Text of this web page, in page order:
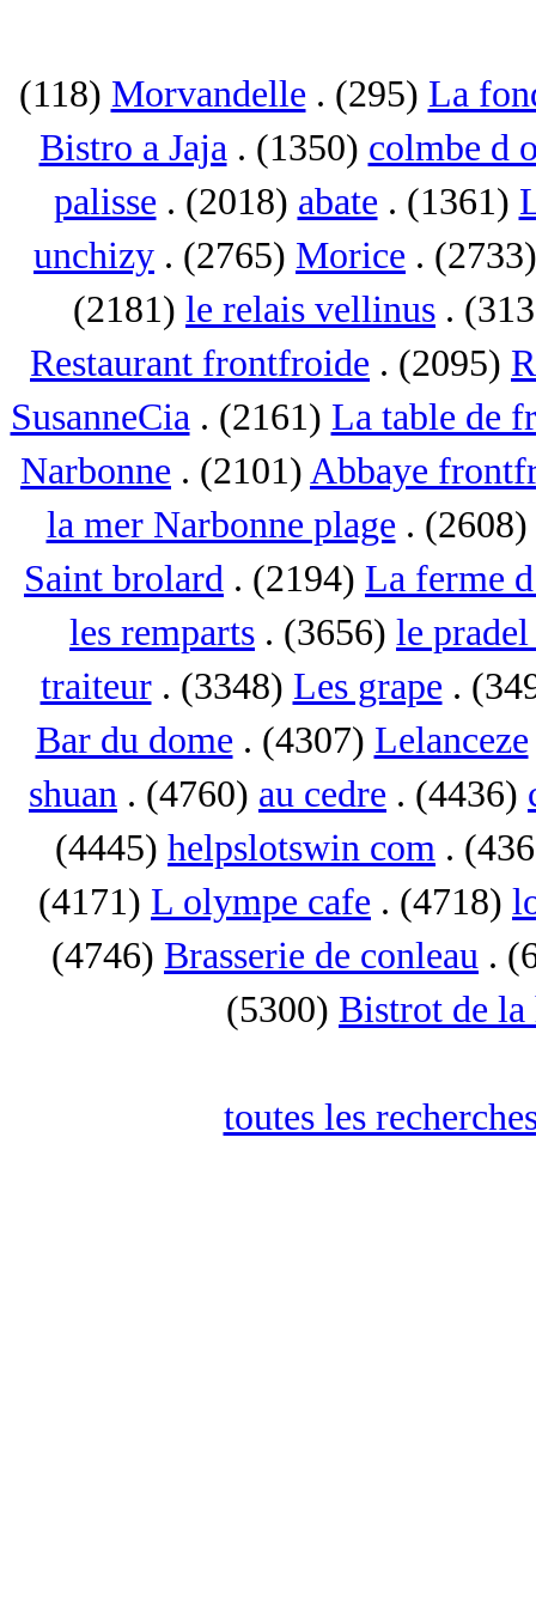
(118) Morvandelle . (295) La
Bistro a Jaja. (1350) colmbe d
palisse . (2018) abate . (1361)
unchizy . (2765) Morice .
(2181) le relais vellinus .
Restaurant frontfroide . (2095)
SusanneCia. (2161) La table de
Narbonne . (2101) Abbaye
la mer Narbonne plage . (2608)
Saint brolard . (2194) La ferme
les remparts . (3656) le
traiteur. (3348) Les grape .
Bar du dome . (4307) Lelanceze
shuan . (4760) au cedre . (4436)
(4445) helpslotswin com .
(4171) L olympe cafe . (4718)
(4746) Brasserie de conleau .
(5300) Bistrot de la
toutes les